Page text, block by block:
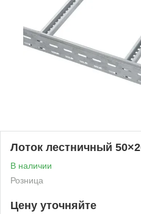
Лоток лестничный
В наличии
Розница
Цену уточняйте